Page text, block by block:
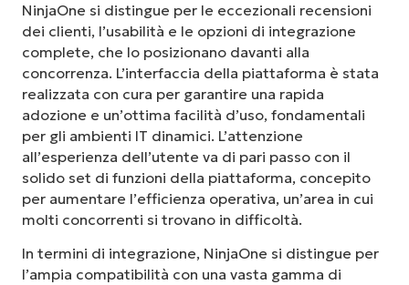
NinjaOne si distingue per le eccezionali recensioni
dei clienti, l’usabilità e le opzioni di integrazione
complete, che lo posizionano davanti alla
concorrenza. L’interfaccia della piattaforma è stata
realizzata con cura per garantire una rapida
adozione e un’ottima facilità d’uso, fondamentali
per gli ambienti IT dinamici. L’attenzione
all’esperienza dell’utente va di pari passo con il
solido set di funzioni della piattaforma, concepito
per aumentare l’efficienza operativa, un’area in cui
molti concorrenti si trovano in difficoltà.
In termini di integrazione, NinjaOne si distingue per
l’ampia compatibilità con una vasta gamma di